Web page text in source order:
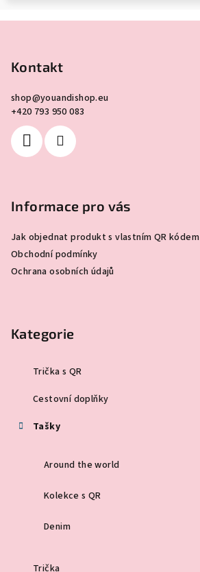
Kontakt
shop@youandishop.eu
+420 793 950 083
Informace pro vás
Jak objednat produkt s vlastním QR kódem
Obchodní podmínky
Ochrana osobních údajů
Kategorie
Trička s QR
Cestovní doplňky
Tašky
Around the world
Kolekce s QR
Denim
Trička